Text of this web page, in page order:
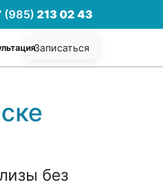
(985)213 02 43
Записаться
без